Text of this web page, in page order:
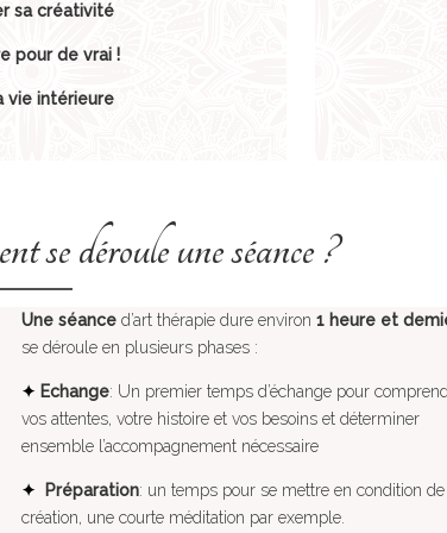
sa créativité
pour de vrai !
vie intérieure
déroule une séance ?
Une séance d’art thérapie dure environ1 heure et
se déroule en plusieurs phases :
✦ Echange: Un premier temps d’échange pour
vos attentes, votre histoire et vos besoins et déterminer
ensemble l’accompagnement nécessaire
✦ Préparation: un temps pour se mettre en condition de
création, une courte méditation par exemple.